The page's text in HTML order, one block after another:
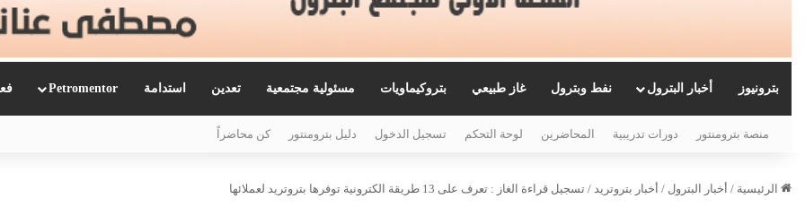
بترونيوز أخبار البترول نفط وبترول غاز طبيعي بتروكيماويات مسئولية مجتمعية تعدين استدامة Petromentor
منصة بترومنتور دورات تدريبية المحاضرين لوحة التحكم تسجيل الدخول دليل بترومنتور كن محاضراً
الرئيسية / أخبار البترول / أخبار بتروتريد / تسجيل قراءة الغاز : تعرف على 13 طريقة الكترونية توفرها بتروتريد لعملائها